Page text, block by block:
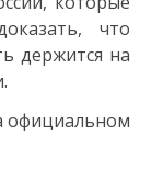
что
держится на
официальном